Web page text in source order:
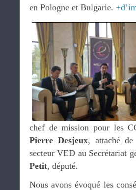
en Pologne et Bulgarie.
chef de mission pour les
Pierre Desjeux, attaché de
secteur VED au Secrétariat
Petit, député.
Nous avons évoqué les